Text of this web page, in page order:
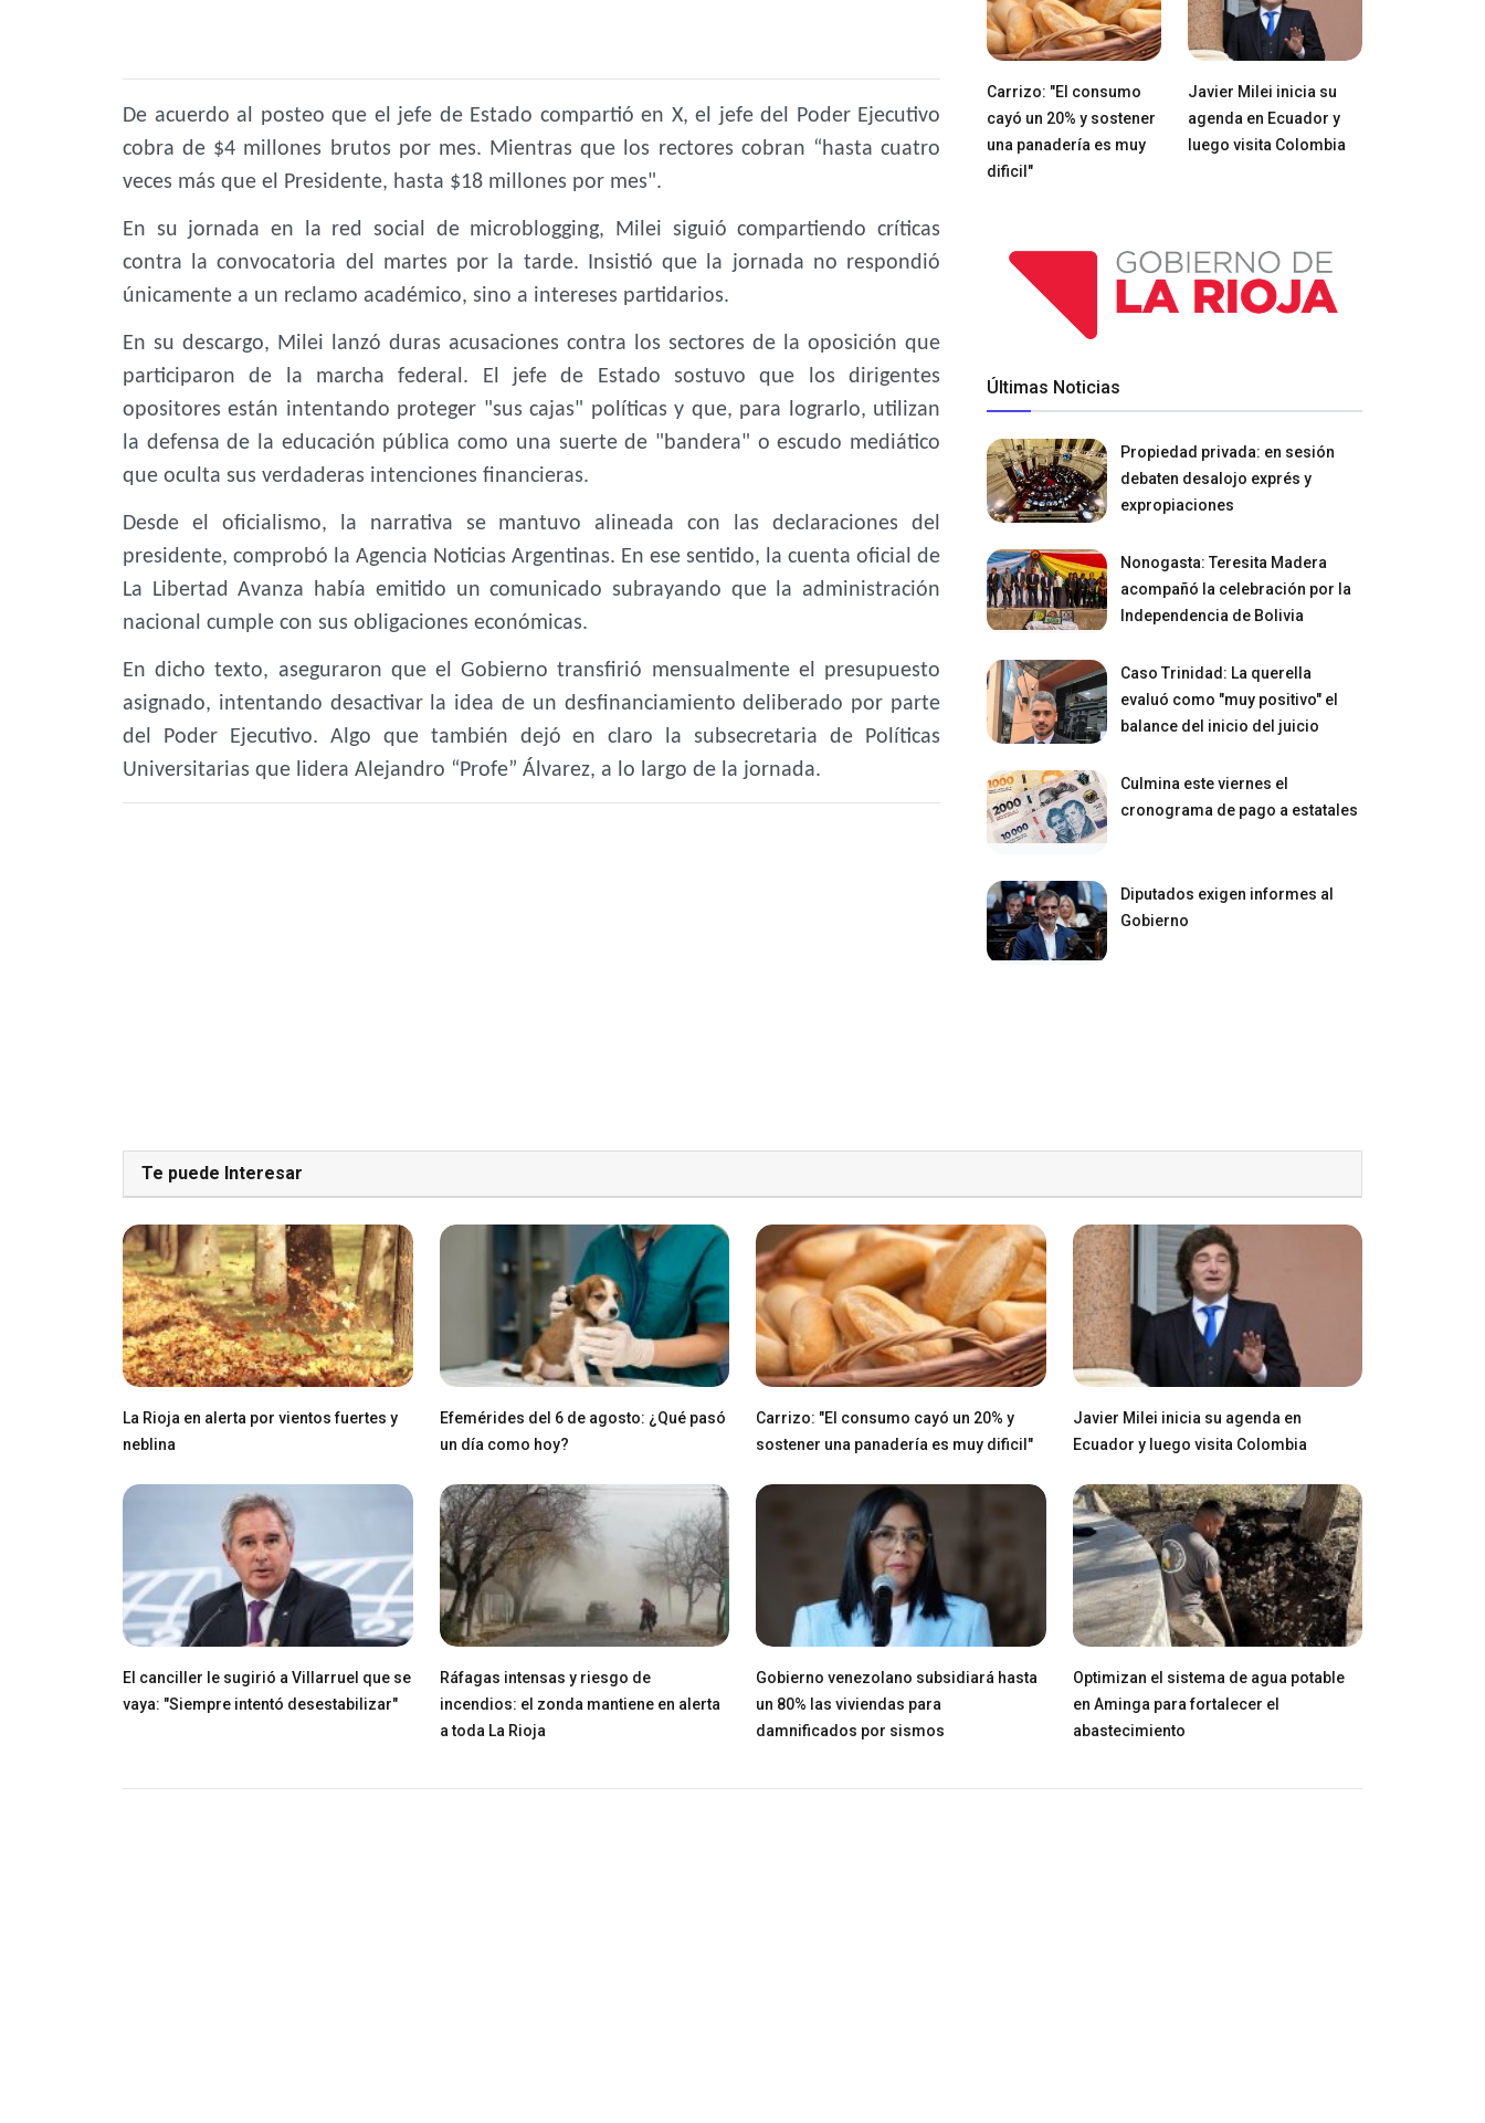
De acuerdo al posteo que el jefe de Estado compartió en X, el jefe del Poder Ejecutivo
cobra de $4 millones brutos por mes. Mientras que los rectores cobran “hasta cuatro
veces más que el Presidente, hasta $18 millones por mes".
En su jornada en la red social de microblogging, Milei siguió compartiendo críticas
contra la convocatoria del martes por la tarde. Insistió que la jornada no respondió
únicamente a un reclamo académico, sino a intereses partidarios.
En su descargo, Milei lanzó duras acusaciones contra los sectores de la oposición que
participaron de la marcha federal. El jefe de Estado sostuvo que los dirigentes
opositores están intentando proteger "sus cajas" políticas y que, para lograrlo, utilizan
la defensa de la educación pública como una suerte de "bandera" o escudo mediático
que oculta sus verdaderas intenciones financieras.
Desde el oficialismo, la narrativa se mantuvo alineada con las declaraciones del
presidente, comprobó la Agencia Noticias Argentinas. En ese sentido, la cuenta oficial de
La Libertad Avanza había emitido un comunicado subrayando que la administración
nacional cumple con sus obligaciones económicas.
En dicho texto, aseguraron que el Gobierno transfirió mensualmente el presupuesto
asignado, intentando desactivar la idea de un desfinanciamiento deliberado por parte
del Poder Ejecutivo. Algo que también dejó en claro la subsecretaria de Políticas
Universitarias que lidera Alejandro “Profe” Álvarez, a lo largo de la jornada.
Carrizo: "El consumo
cayó un 20% y sostener
una panadería es muy
dificil"
Javier Milei inicia su
agenda en Ecuador y
luego visita Colombia
Últimas Noticias
Propiedad privada: en sesión
debaten desalojo exprés y
expropiaciones
Nonogasta: Teresita Madera
acompañó la celebración por la
Independencia de Bolivia
Caso Trinidad: La querella
evaluó como "muy positivo" el
balance del inicio del juicio
Culmina este viernes el
cronograma de pago a estatales
Diputados exigen informes al
Gobierno
Te puede Interesar
La Rioja en alerta por vientos fuertes y
neblina
Efemérides del 6 de agosto: ¿Qué pasó
un día como hoy?
Carrizo: "El consumo cayó un 20% y
sostener una panadería es muy dificil"
Javier Milei inicia su agenda en
Ecuador y luego visita Colombia
El canciller le sugirió a Villarruel que se
vaya: "Siempre intentó desestabilizar"
Ráfagas intensas y riesgo de
incendios: el zonda mantiene en alerta
a toda La Rioja
Gobierno venezolano subsidiará hasta
un 80% las viviendas para
damnificados por sismos
Optimizan el sistema de agua potable
en Aminga para fortalecer el
abastecimiento